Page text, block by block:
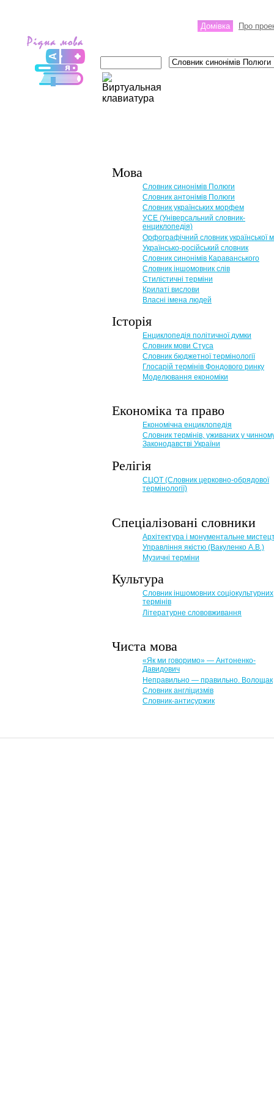
Домівка Про
Мова
Словник синонімів Полюги
Словник антонімів Полюги
Словник українських морфем
УСЕ (Універсальний словник-
енциклопедія)
Орфографічний словник української
Українсько-російський словник
Словник синонімів Караванського
Словник іншомовник слів
Стилістичні терміни
Крилаті вислови
Власні імена людей
Історія
Енциклопедія політичної думки
Словник мови Стуса
Словник бюджетної термінології
Глосарій термінів Фондового ринку
Моделювання економіки
Економіка та право
Eкономічна енциклопедія
Словник термінів, уживаних у
Законодавстві України
Релігія
СЦОТ (Словник церковно-обрядової
термінології)
Спеціалізовані словники
Архітектура і монументальне
Управління якістю (Вакуленко А.В.)
Музичні терміни
Культура
Словник іншомовних соціокультурних
термінів
Літературне слововживання
Чиста мова
«Як ми говоримо» — Антоненко-
Давидович
Неправильно — правильно. Волощак
Словник англіцизмів
Словник-антисуржик